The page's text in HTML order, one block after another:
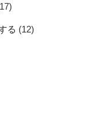
る (12)